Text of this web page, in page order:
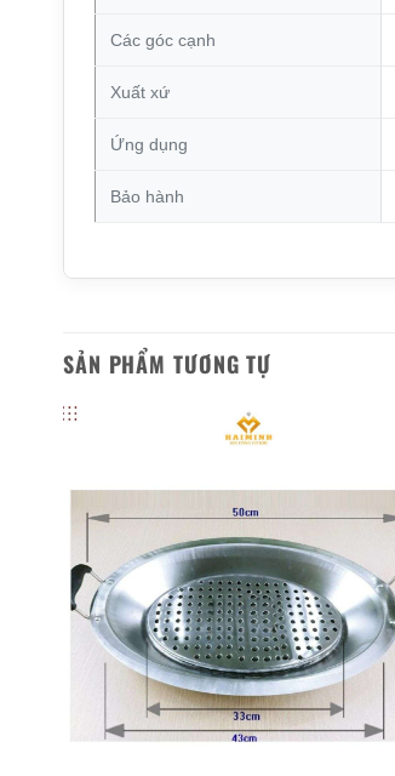
Các góc cạnh
Xuất xứ
Ứng dụng
Bảo hành
SẢN PHẨM TƯƠNG TỰ